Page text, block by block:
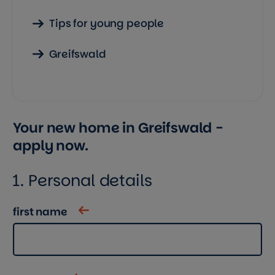
Tips for young people
Greifswald
Your new home in Greifswald -
apply now.
1. Personal details
first name